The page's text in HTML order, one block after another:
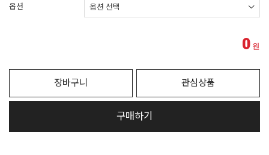
옵션
0 원
장바구니 관심상품
구매하기